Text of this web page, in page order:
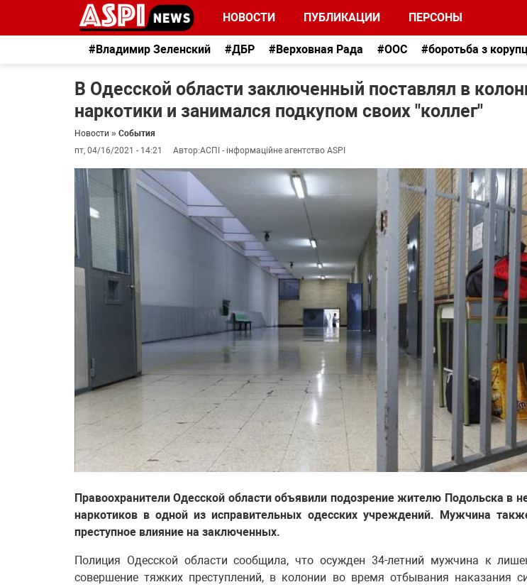
НОВОСТИ ПУБЛИКАЦИИ ПЕРСОНЫ
#Владимир Зеленский #ДБР #Верховная Рада #ООС #боротьба з
В Одесской области заключенный поставлял в
наркотики и занимался подкупом своих "коллег"
Новости » События
пт, 04/16/2021 - 14:21
Автор:АСПІ - інформаційне агентство ASPI
Правоохранители Одесской области объявили подозрение жителю Подольска в
наркотиков в одной из исправительных одесских учреждений. Мужчина
преступное влияние на заключенных.
Полиция Одесской области сообщила, что осужден 34-летний мужчина к
совершение тяжких преступлений, в колонии во время отбывания наказания